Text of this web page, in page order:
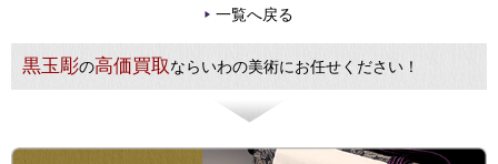
一覧へ戻る
黒玉彫の高価買取ならいわの美術にお任せください！